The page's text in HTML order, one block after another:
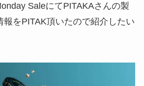
SaleにてPITAKAさんの製
報をPITAK頂いたので紹介したい